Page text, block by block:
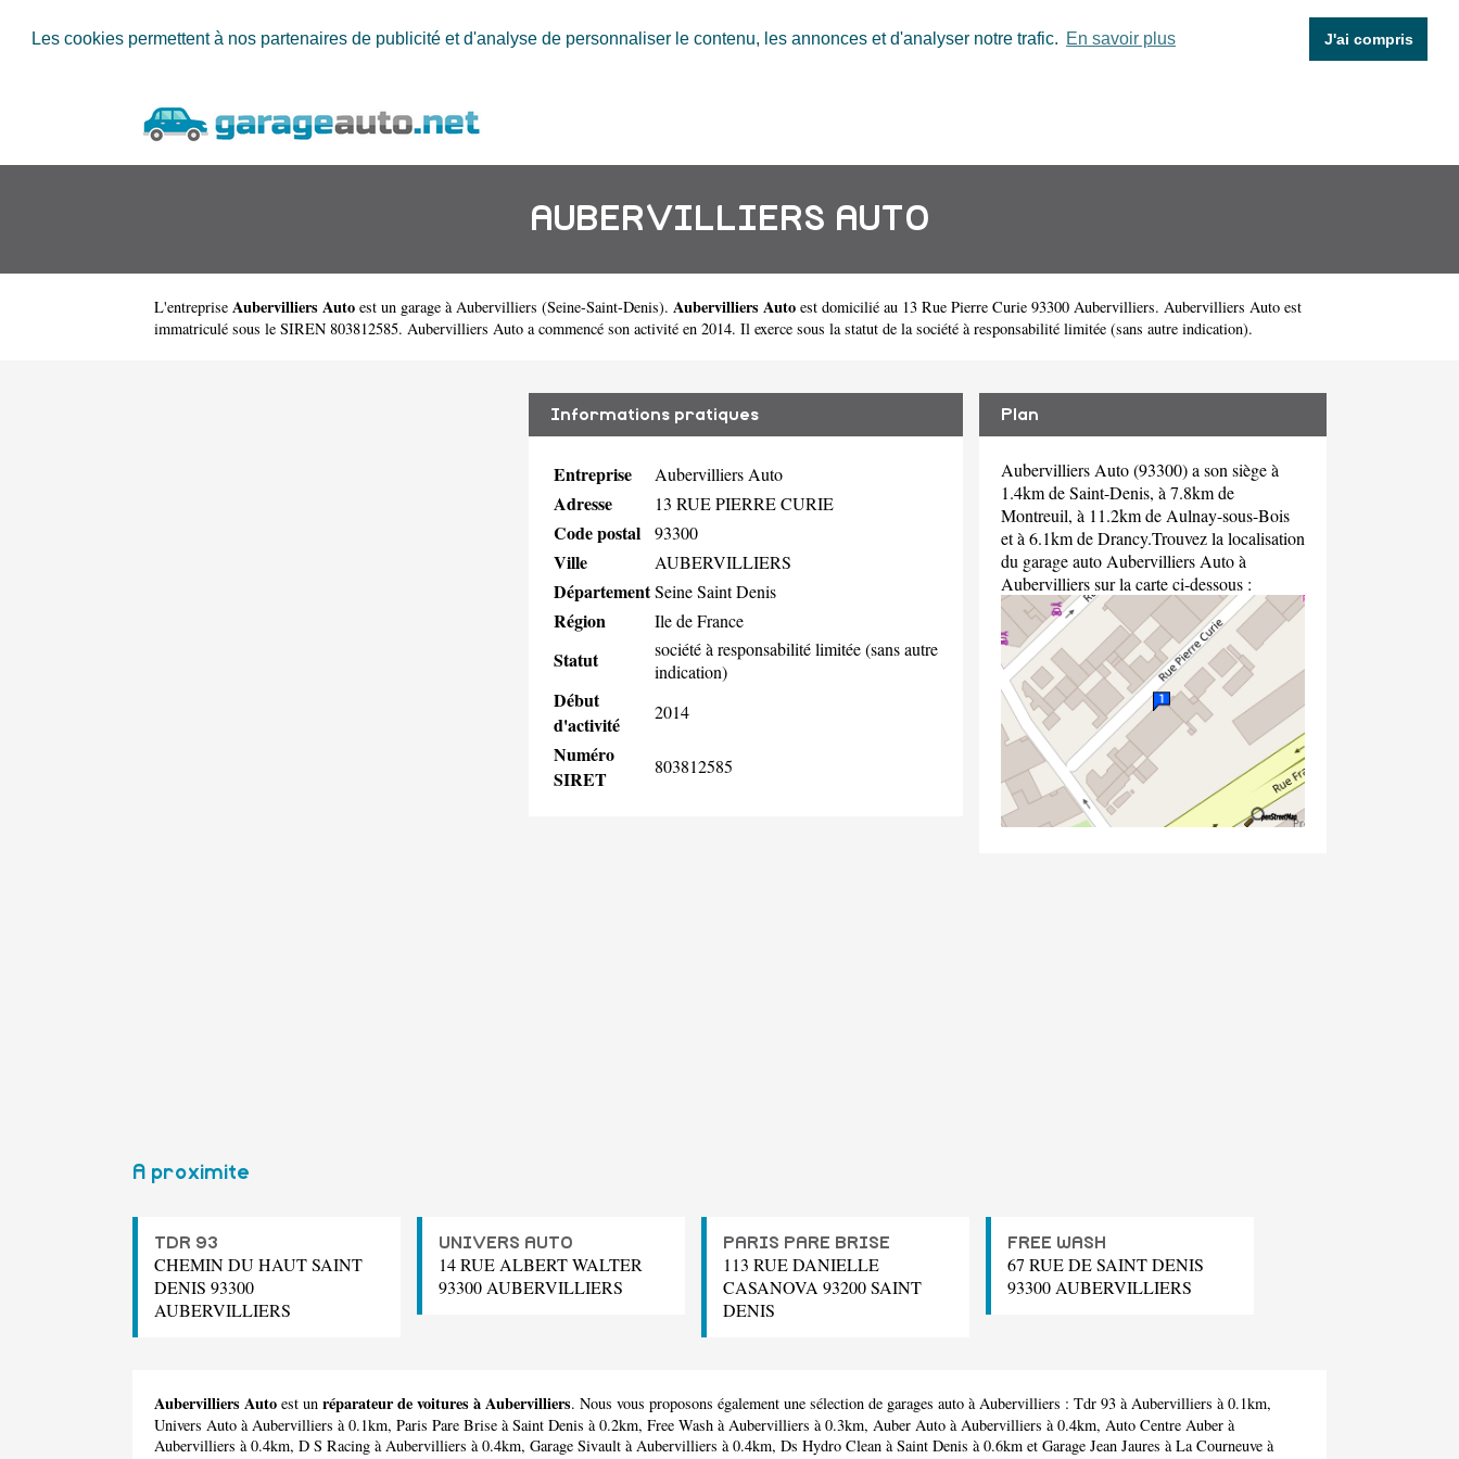
Les cookies permettent à nos partenaires de publicité et d'analyse de personnaliser le contenu, les annonces et d'analyser notre trafic. En savoir plus J'ai compris
AUBERVILLIERS AUTO
L'entreprise Aubervilliers Auto est un garage à Aubervilliers (Seine-Saint-Denis). Aubervilliers Auto est domicilié au 13 Rue Pierre Curie 93300 Aubervilliers. Aubervilliers Auto est
immatriculé sous le SIREN 803812585. Aubervilliers Auto a commencé son activité en 2014. Il exerce sous la statut de la société à responsabilité limitée (sans autre indication).
Informations pratiques
Entreprise Aubervilliers Auto
Adresse 13 RUE PIERRE CURIE
Code postal 93300
Ville AUBERVILLIERS
DépartementSeine Saint Denis
Région Ile de France
Statut
société à responsabilité limitée (sans autre
indication)
Début
d'activité
2014
Numéro
SIRET
803812585
Plan
Aubervilliers Auto (93300) a son siège à
1.4km de Saint-Denis, à 7.8km de
Montreuil, à 11.2km de Aulnay-sous-Bois
et à 6.1km de Drancy.Trouvez la localisation
du garage auto Aubervilliers Auto à
Aubervilliers sur la carte ci-dessous :
A proximite
TDR 93
CHEMIN DU HAUT SAINT
DENIS 93300
AUBERVILLIERS
UNIVERS AUTO
14 RUE ALBERT WALTER
93300 AUBERVILLIERS
PARIS PARE BRISE
113 RUE DANIELLE
CASANOVA 93200 SAINT
DENIS
FREE WASH
67 RUE DE SAINT DENIS
93300 AUBERVILLIERS
Aubervilliers Auto est un réparateur de voitures à Aubervilliers. Nous vous proposons également une sélection de garages auto à Aubervilliers : Tdr 93 à Aubervilliers à 0.1km,
Univers Auto à Aubervilliers à 0.1km, Paris Pare Brise à Saint Denis à 0.2km, Free Wash à Aubervilliers à 0.3km, Auber Auto à Aubervilliers à 0.4km, Auto Centre Auber à
Aubervilliers à 0.4km, D S Racing à Aubervilliers à 0.4km, Garage Sivault à Aubervilliers à 0.4km, Ds Hydro Clean à Saint Denis à 0.6km et Garage Jean Jaures à La Courneuve à